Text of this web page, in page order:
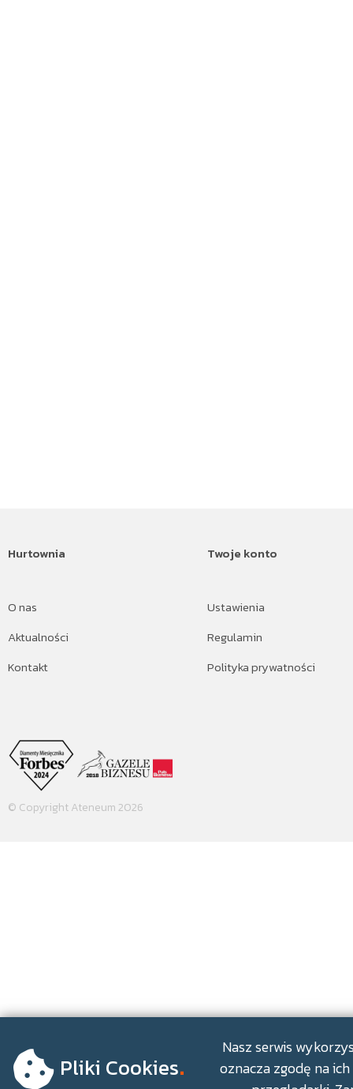
Hurtownia
O nas
Aktualności
Kontakt
Twoje konto
Ustawienia
Regulamin
Polityka prywatności
© Copyright Ateneum 2026
Pliki Cookies.
Nasz serwis
oznacza zgodę na